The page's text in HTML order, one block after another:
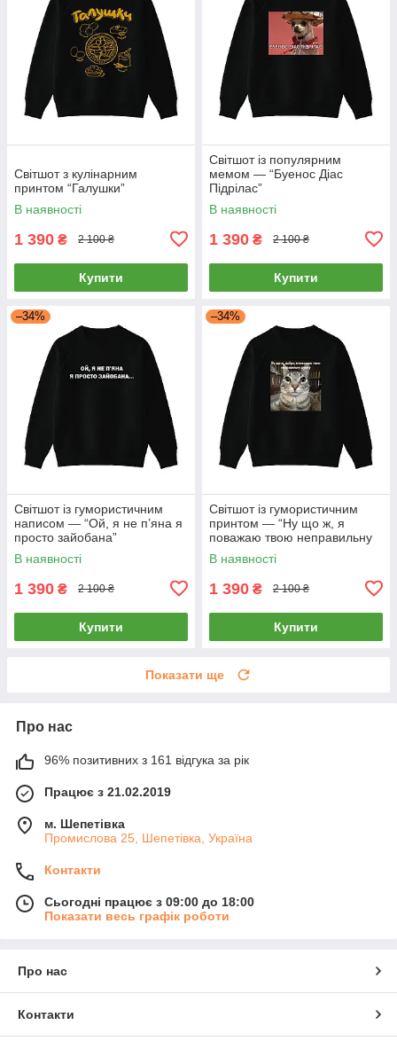
Світшот з кулінарним
принтом “Галушки”
В наявності
1 390 ₴ 2 100 ₴
Купити
Світшот із популярним
мемом — “Буенос Діас
Підрілас”
В наявності
1 390 ₴ 2 100 ₴
Купити
–34%
Світшот із гумористичним
написом — “Ой, я не п’яна я
просто зайобана”
В наявності
1 390 ₴ 2 100 ₴
Купити
–34%
Світшот із гумористичним
принтом — “Ну що ж, я
поважаю твою неправильну
думку”
В наявності
1 390 ₴ 2 100 ₴
Купити
Показати ще
Про нас
96% позитивних з 161 відгука за рік
Працює з 21.02.2019
м. Шепетівка
Промислова 25, Шепетівка, Україна
Контакти
Сьогодні працює з 09:00 до 18:00
Показати весь графік роботи
Про нас
Контакти